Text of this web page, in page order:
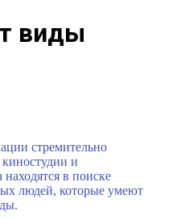
виды
стремительно
и
находятся в поиске
людей, которые умеют